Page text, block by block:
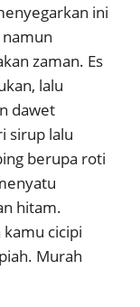
ini
namun
zaman. Es
lalu
dawet
sirup lalu
berupa roti
hitam.
cicipi
Murah